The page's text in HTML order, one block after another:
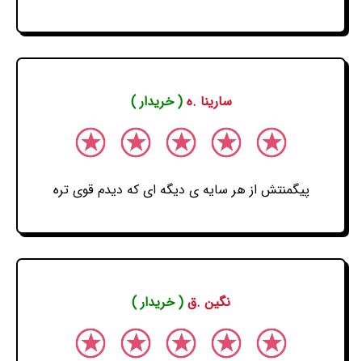
سارینا .ه( خریدار )
پیگمنتش از هر سایه ی دیگه ای که دیدم قوی تره
نگین .ق ( خریدار )